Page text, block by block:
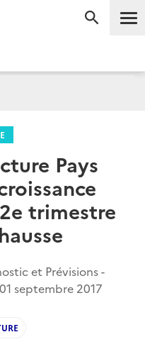
Pays
trimestre
et Prévisions -
01 septembre 2017